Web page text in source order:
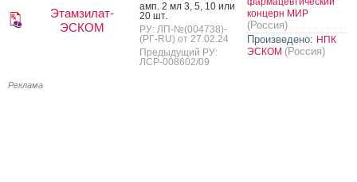
Этамзилат-
ЭСКОМ
амп. 2 мл 3, 5, 10 или
20 шт.
РУ: ЛП-№(004738)-
(РГ-RU) от 27.02.24
Предыдущий РУ:
ЛСР-008602/09
концерн МИР
(Россия)
Произведено: НПК
ЭСКОМ (Россия)
Реклама